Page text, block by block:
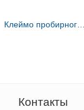
Контакты